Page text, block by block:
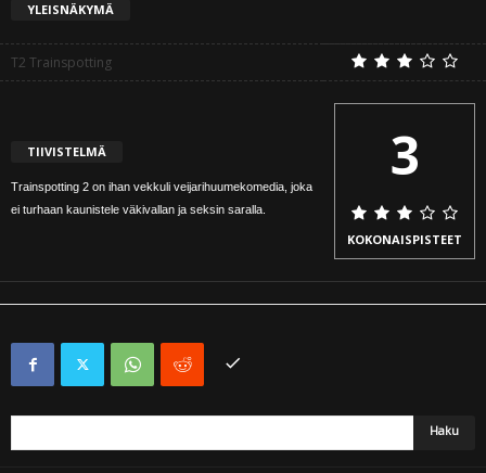
YLEISNÄKYMÄ
T2 Trainspotting
TIIVISTELMÄ
Trainspotting 2 on ihan vekkuli veijarihuumekomedia, joka
ei turhaan kaunistele väkivallan ja seksin saralla.
3
KOKONAISPISTEET